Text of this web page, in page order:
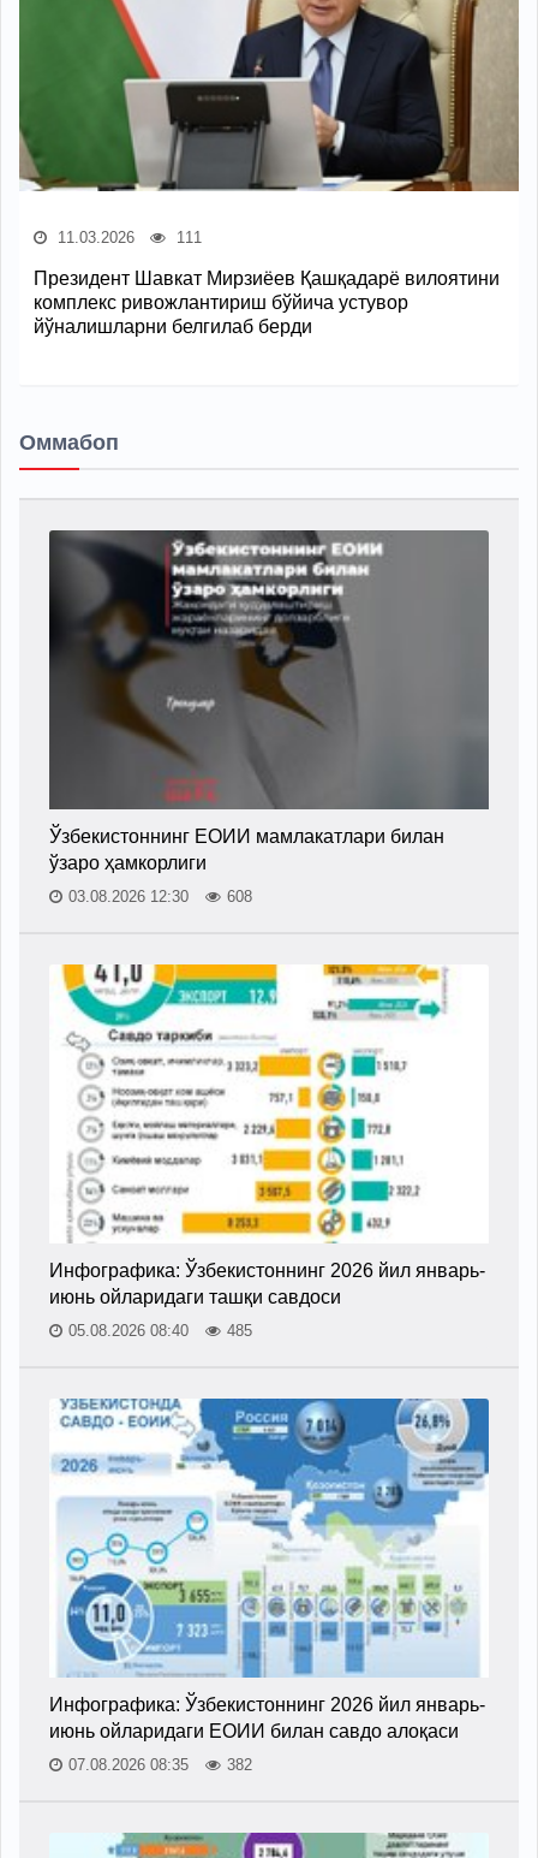
11.03.2026 111
Президент Шавкат Мирзиёев Қашқадарё вилоятини
комплекс ривожлантириш бўйича устувор
йўналишларни белгилаб берди
Оммабоп
Ўзбекистоннинг ЕОИИ мамлакатлари билан
ўзаро ҳамкорлиги
03.08.2026 12:30 608
Инфографика: Ўзбекистоннинг 2026 йил январь-
июнь ойларидаги ташқи савдоси
05.08.2026 08:40 485
Инфографика: Ўзбекистоннинг 2026 йил январь-
июнь ойларидаги ЕОИИ билан савдо алоқаси
07.08.2026 08:35 382